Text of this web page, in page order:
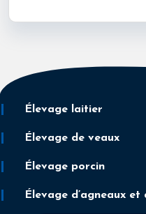
Élevage laitier
Élevage de veaux
Élevage porcin
Élevage d’agneaux et